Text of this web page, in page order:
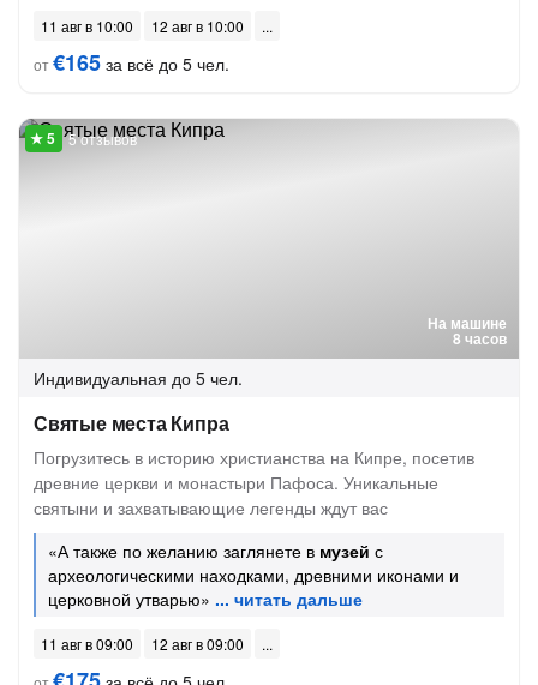
11 авг в 10:00
12 авг в 10:00
от€165 за всё до 5 чел.
На машине
8 часов
5 отзывов
Индивидуальная до 5 чел.
Святые места Кипра
Погрузитесь в историю христианства на Кипре, посетив
древние церкви и монастыри Пафоса. Уникальные
святыни и захватывающие легенды ждут вас
«А также по желанию заглянете в музей с
археологическими находками, древними иконами и
церковной утварью»
11 авг в 09:00
12 авг в 09:00